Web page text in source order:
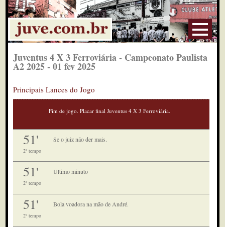
Juventus 4 X 3 Ferroviária - Campeonato Paulista
A2 2025 - 01 fev 2025
Principais Lances do Jogo
Fim de jogo. Placar final Juventus 4 X 3 Ferroviária.
51'
2º tempo
Se o juiz não der mais.
51'
2º tempo
Último minuto
51'
2º tempo
Bola voadora na mão de André.